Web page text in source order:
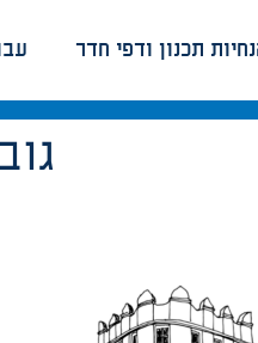
תכנון ודפי חדר